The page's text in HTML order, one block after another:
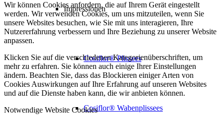
Impressionen
Cosiflor® Plissees
Cosiflor® Wabenplissees
Wir können Cookies anfordern, die auf Ihrem Gerät eingestellt
werden. Wir verwenden Cookies, um uns mitzuteilen, wenn Sie
unsere Websites besuchen, wie Sie mit uns interagieren, Ihre
Nutzererfahrung verbessern und Ihre Beziehung zu unserer Website
anpassen.
Klicken Sie auf die verschiedenen Kategorienüberschriften, um
mehr zu erfahren. Sie können auch einige Ihrer Einstellungen
ändern. Beachten Sie, dass das Blockieren einiger Arten von
Cookies Auswirkungen auf Ihre Erfahrung auf unseren Websites
und auf die Dienste haben kann, die wir anbieten können.
Notwendige Website Cookies